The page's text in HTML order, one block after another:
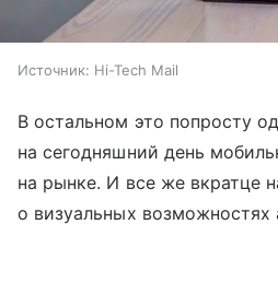
Источник: Hi-Tech Mail
В остальном это попросту
на сегодняшний день
на рынке. И все же вкратце
о визуальных возможностях